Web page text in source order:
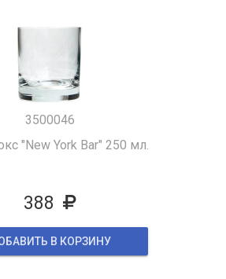
3500046
"New York Bar" 250 мл.
388
В КОРЗИНУ